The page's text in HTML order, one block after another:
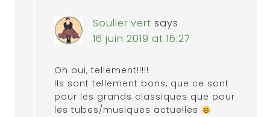
Soulier vert says
16 juin 2019 at 16:27
Oh oui, tellement!!!!!
Ils sont tellement bons, que ce sont
pour les grands classiques que pour
les tubes/musiques actuelles